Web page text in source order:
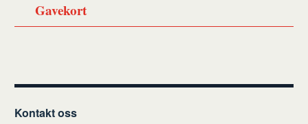
Gavekort
Kontakt oss